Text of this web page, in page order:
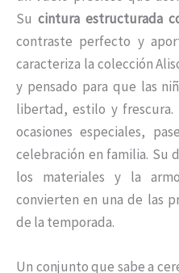
Su cintura estructurada
contraste perfecto y
caracteriza la colección
y pensado para que las
libertad, estilo y frescura.
ocasiones especiales,
celebración en familia. Su
los materiales y la
convierten en una de las
de la temporada.
Un conjunto que sabe a